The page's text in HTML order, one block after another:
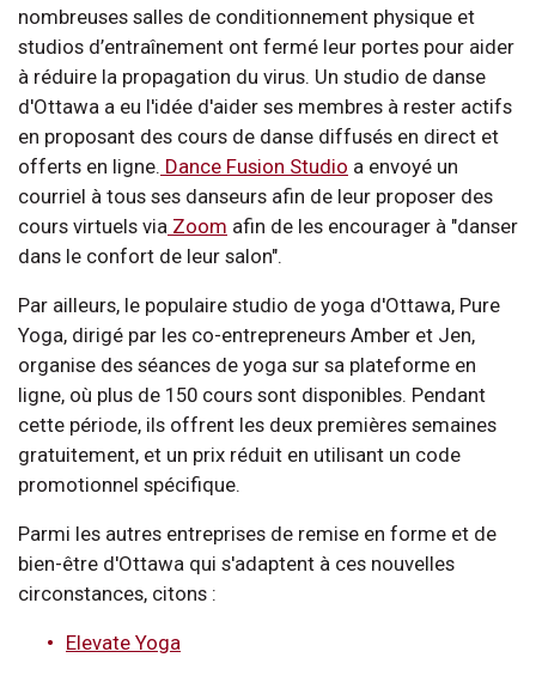
nombreuses salles de conditionnement physique et
studios d’entraînement ont fermé leur portes pour aider
à réduire la propagation du virus. Un studio de danse
d'Ottawa a eu l'idée d'aider ses membres à rester actifs
en proposant des cours de danse diffusés en direct et
offerts en ligne. Dance Fusion Studio a envoyé un
courriel à tous ses danseurs afin de leur proposer des
cours virtuels via Zoom afin de les encourager à "danser
dans le confort de leur salon".
Par ailleurs, le populaire studio de yoga d'Ottawa, Pure
Yoga, dirigé par les co-entrepreneurs Amber et Jen,
organise des séances de yoga sur sa plateforme en
ligne, où plus de 150 cours sont disponibles. Pendant
cette période, ils offrent les deux premières semaines
gratuitement, et un prix réduit en utilisant un code
promotionnel spécifique.
Parmi les autres entreprises de remise en forme et de
bien-être d'Ottawa qui s'adaptent à ces nouvelles
circonstances, citons :
Elevate Yoga